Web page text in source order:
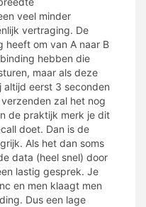
veel minder
vertraging. De
heeft om van A naar B
hebben die
maar als deze
eerst 3 seconden
zal het nog
de praktijk merk je dit
doet. Dan is de
Als het dan soms
data (heel snel) door
lastig gesprek. Je
en men klaagt men
Dus een lage